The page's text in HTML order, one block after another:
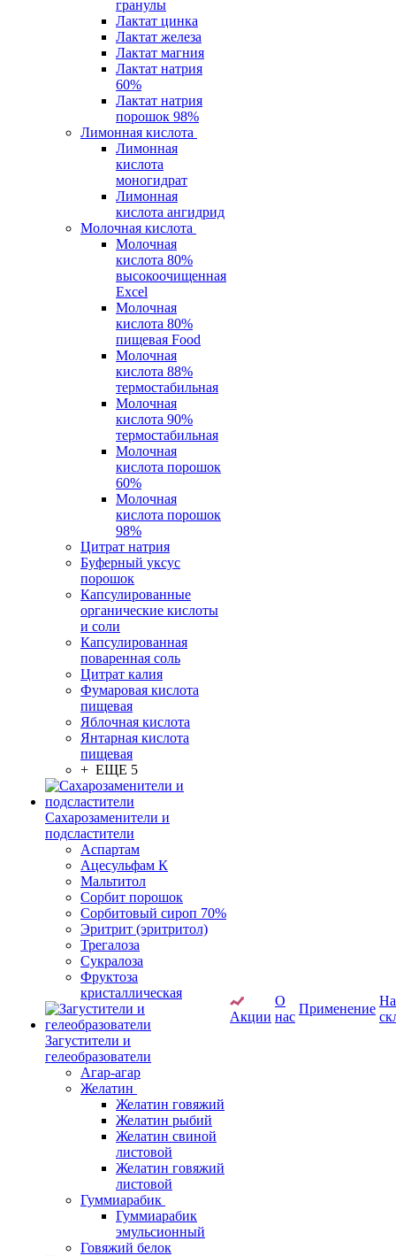
гранулы
Лактат цинка
Лактат железа
Лактат магния
Лактат натрия
60%
Лактат натрия
порошок 98%
Лимонная кислота
Лимонная
кислота
моногидрат
Лимонная
кислота ангидрид
Молочная кислота
Молочная
кислота 80%
высокоочищенная
Excel
Молочная
кислота 80%
пищевая Food
Молочная
кислота 88%
термостабильная
Молочная
кислота 90%
термостабильная
Молочная
кислота порошок
60%
Молочная
кислота порошок
98%
Цитрат натрия
Буферный уксус
порошок
Капсулированные
органические кислоты
и соли
Капсулированная
поваренная соль
Цитрат калия
Фумаровая кислота
пищевая
Яблочная кислота
Янтарная кислота
пищевая
+ ЕЩЕ 5
Сахарозаменители и
подсластители
Аспартам
Ацесульфам К
Мальтитол
Сорбит порошок
Сорбитовый сироп 70%
Эритрит (эритритол)
Трегалоза
Сукралоза
Фруктоза
кристаллическая
Загустители и
гелеобразователи
Агар-агар
Желатин
Желатин говяжий
Желатин рыбий
Желатин свиной
листовой
Желатин говяжий
листовой
Гуммиарабик
Гуммиарабик
эмульсионный
Говяжий белок
Акции
О
нас
Применение